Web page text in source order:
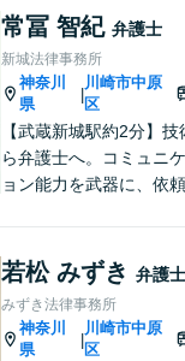
常冨 智紀 弁護士
新城法律事務所
神奈川
県
|
川崎市中原
区
【武蔵新城駅約2分】技
ら弁護士へ。コミュニ
ョン能力を武器に、依頼
問題】不貞慰謝料請求／
分与・養育費など【相続
続手続は他士業と連携
ンストップ解決
若松 みずき 弁護士
みずき法律事務所
神奈川
県
|
川崎市中原
区